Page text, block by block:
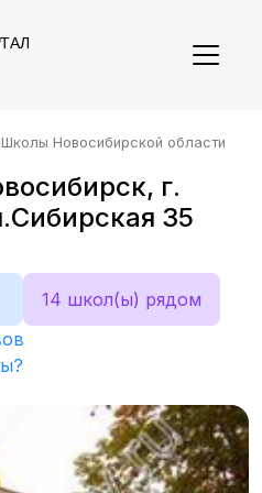
Школы Новосибирской области
г.
35
14 школ(ы) рядом